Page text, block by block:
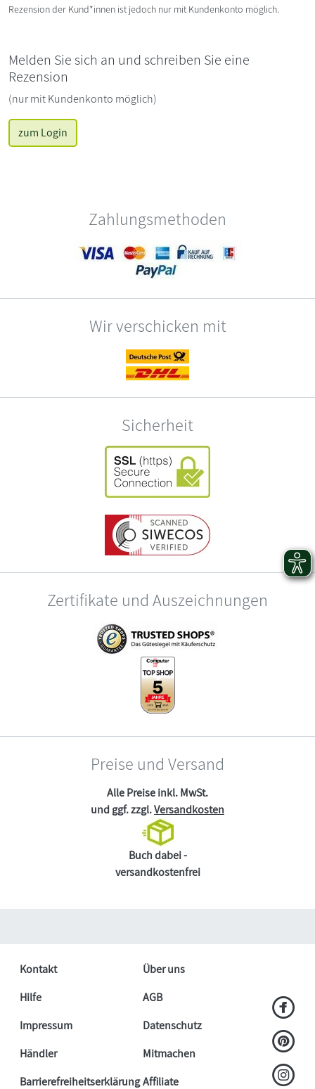
Rezension der Kund*innen ist jedoch nur mit Kundenkonto möglich.
Melden Sie sich an und schreiben Sie eine
Rezension
(nur mit Kundenkonto möglich)
zum Login
Zahlungsmethoden
Wir verschicken mit
Sicherheit
Zertifikate und Auszeichnungen
Preise und Versand
Alle Preise inkl. MwSt.
und ggf. zzgl.Versandkosten
Buch dabei -
versandkostenfrei
Kontakt
Über uns
Hilfe
AGB
Impressum
Datenschutz
Händler
Mitmachen
BarrierefreiheitserklärungAffiliate